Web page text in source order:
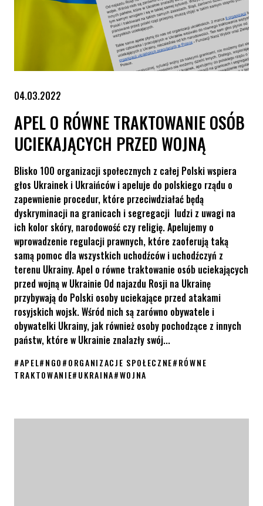
04.03.2022
APEL O RÓWNE TRAKTOWANIE OSÓB
UCIEKAJĄCYCH PRZED WOJNĄ
Blisko 100 organizacji społecznych z całej Polski wspiera
głos Ukrainek i Ukraińców i apeluje do polskiego rządu o
zapewnienie procedur, które przeciwdziałać będą
dyskryminacji na granicach i segregacji ludzi z uwagi na
ich kolor skóry, narodowość czy religię. Apelujemy o
wprowadzenie regulacji prawnych, które zaoferują taką
samą pomoc dla wszystkich uchodźców i uchodźczyń z
terenu Ukrainy. Apel o równe traktowanie osób uciekających
przed wojną w Ukrainie Od najazdu Rosji na Ukrainę
przybywają do Polski osoby uciekające przed atakami
rosyjskich wojsk. Wśród nich są zarówno obywatele i
obywatelki Ukrainy, jak również osoby pochodzące z innych
państw, które w Ukrainie znalazły swój...
#APEL#NGO#ORGANIZACJE SPOŁECZNE#RÓWNE
TRAKTOWANIE#UKRAINA#WOJNA